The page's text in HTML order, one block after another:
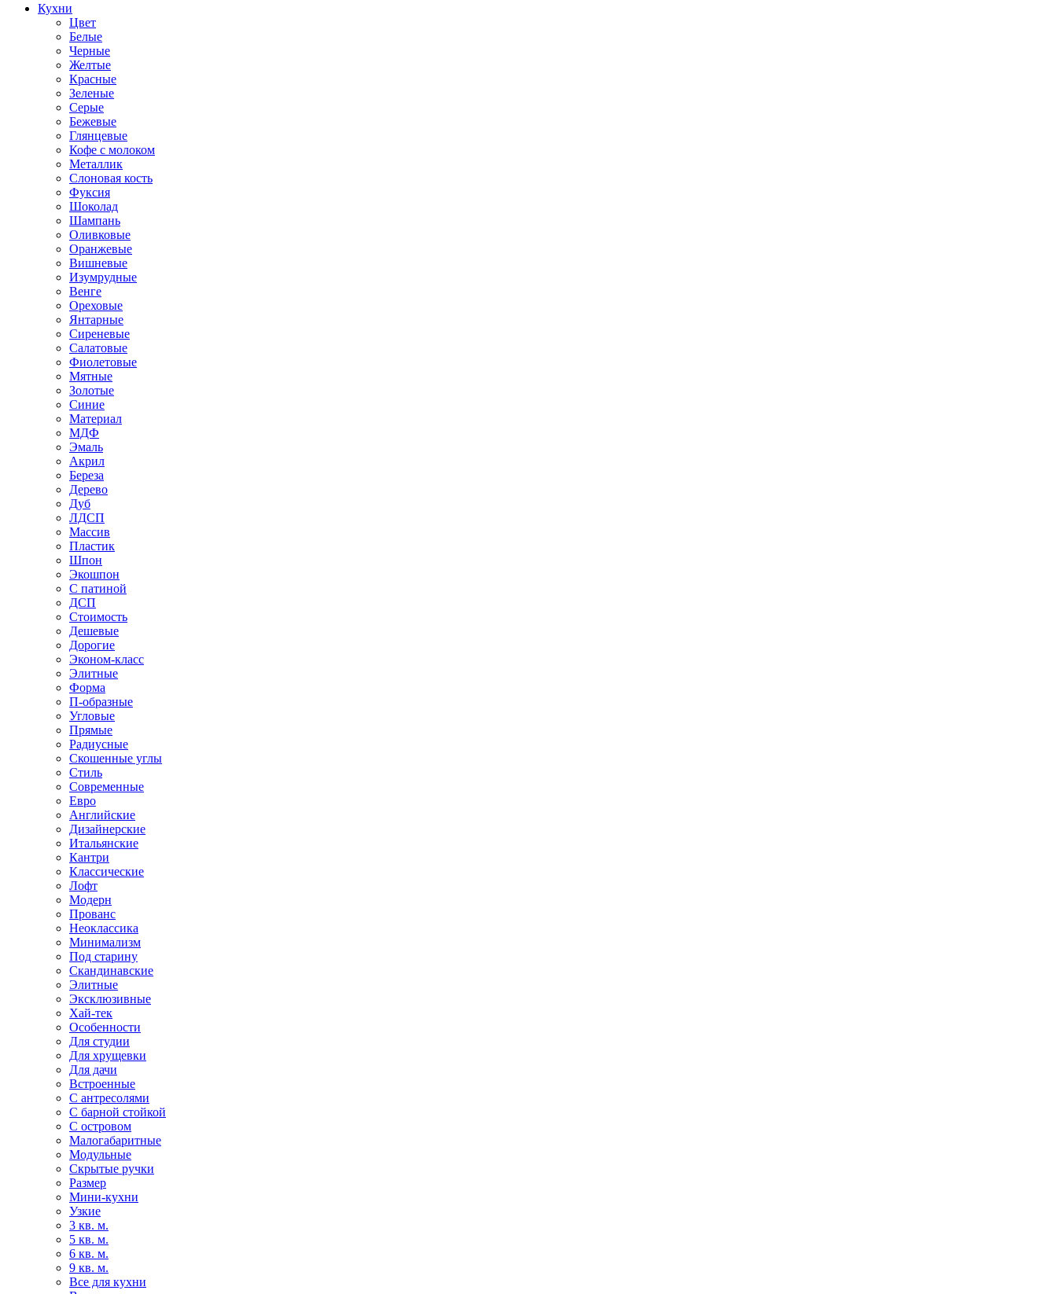
Кухни
Цвет
Белые
Черные
Желтые
Красные
Зеленые
Серые
Бежевые
Глянцевые
Кофе с молоком
Металлик
Слоновая кость
Фуксия
Шоколад
Шампань
Оливковые
Оранжевые
Вишневые
Изумрудные
Венге
Ореховые
Янтарные
Сиреневые
Салатовые
Фиолетовые
Мятные
Золотые
Синие
Материал
МДФ
Эмаль
Акрил
Береза
Дерево
Дуб
ЛДСП
Массив
Пластик
Шпон
Экошпон
С патиной
ДСП
Стоимость
Дешевые
Дорогие
Эконом-класс
Элитные
Форма
П-образные
Угловые
Прямые
Радиусные
Скошенные углы
Стиль
Современные
Евро
Английские
Дизайнерские
Итальянские
Кантри
Классические
Лофт
Модерн
Прованс
Неоклассика
Минимализм
Под старину
Скандинавские
Элитные
Эксклюзивные
Хай-тек
Особенности
Для студии
Для хрущевки
Для дачи
Встроенные
С антресолями
С барной стойкой
С островом
Малогабаритные
Модульные
Скрытые ручки
Размер
Мини-кухни
Узкие
3 кв. м.
5 кв. м.
6 кв. м.
9 кв. м.
Все для кухни